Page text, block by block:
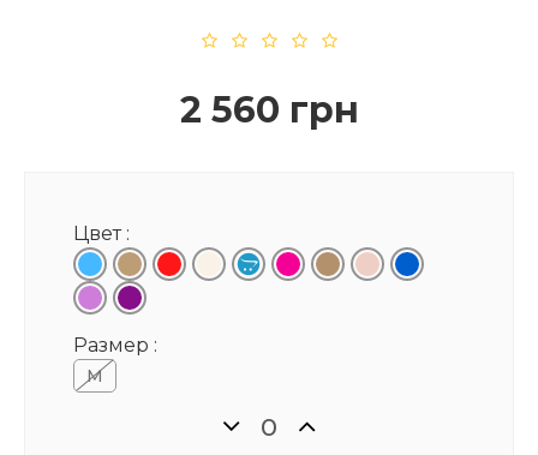
2 560 грн
Цвет :
Размер :
М